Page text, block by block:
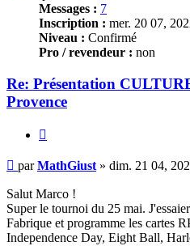
Messages : 7
Inscription : mer. 20 07,
Niveau : Confirmé
Pro / revendeur : non
Re: Présentation
Provence
Message
parMathGiust» dim. 21 04,
Salut Marco !
Super le tournoi du 25 mai.
Fabrique et programme les cartes
Independence Day, Eight Ball,